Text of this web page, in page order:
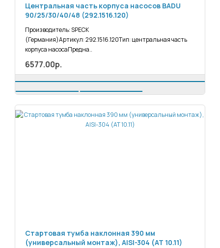
Центральная часть корпуса насосов BADU
90/25/30/40/48 (292.1516.120)
Производитель: SPECK
(Германия)Артикул: 292.1516.120Тип: центральная часть
корпуса насосаПредна..
6577.00р.
Стартовая тумба наклонная 390 мм
(универсальный монтаж), AISI-304 (АТ 10.11)